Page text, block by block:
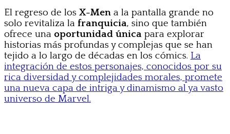
El regreso de los X-Men a la pantalla grande no
solo revitaliza la franquicia, sino que también
ofrece una oportunidad única para explorar
historias más profundas y complejas que se han
tejido a lo largo de décadas en los cómics. La
integración de estos personajes, conocidos por su
rica diversidad y complejidades morales, promete
una nueva capa de intriga y dinamismo al ya vasto
universo de Marvel.